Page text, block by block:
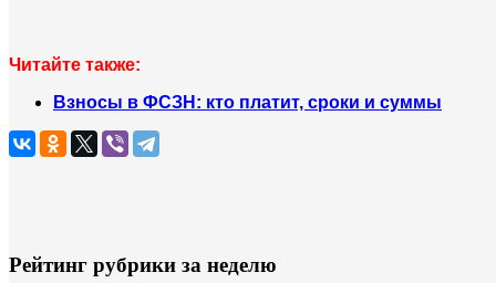
Читайте также:
Взносы в ФСЗН: кто платит, сроки и суммы
Рейтинг рубрики за неделю